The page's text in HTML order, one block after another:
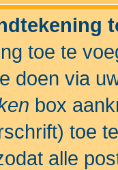
toe te
doen via
box
toe
alle